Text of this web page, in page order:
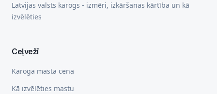
Latvijas valsts karogs - izmēri, izkāršanas kārtība un kā
izvēlēties
Ceļveži
Karoga masta cena
Kā izvēlēties mastu